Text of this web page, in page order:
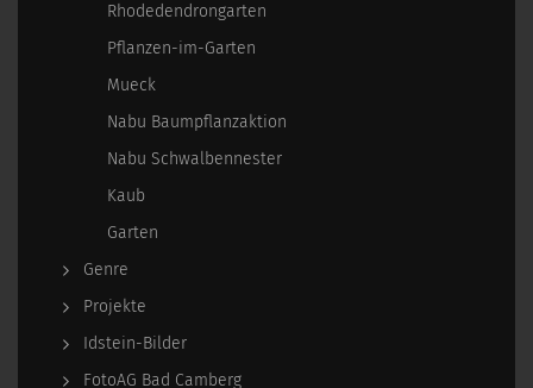
Rhodedendrongarten
Pflanzen-im-Garten
Mueck
Nabu Baumpflanzaktion
Nabu Schwalbennester
Kaub
Garten
Genre
Projekte
Idstein-Bilder
FotoAG Bad Camberg